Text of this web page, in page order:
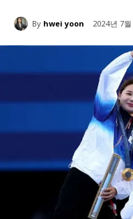
By hwei yoon 2024년 7월